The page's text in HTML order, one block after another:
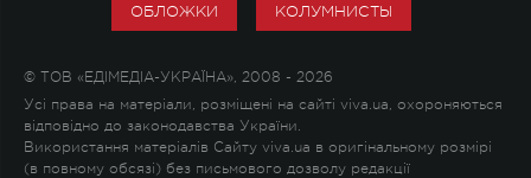
ОБЛОЖКИ КОЛУМНИСТЫ
© ТОВ «ЕДІМЕДІА-УКРАЇНА», 2008 - 2026
Усі права на матеріали, розміщені на сайті viva.ua, охороняються
відповідно до законодавства України.
Використання матеріалів Сайту viva.ua в оригінальному розмірі
(в повному обсязі) без письмового дозволу редакції